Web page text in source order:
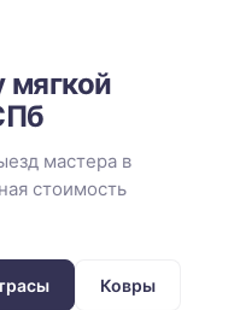
мягкой
мастера в
стоимость
Ковры